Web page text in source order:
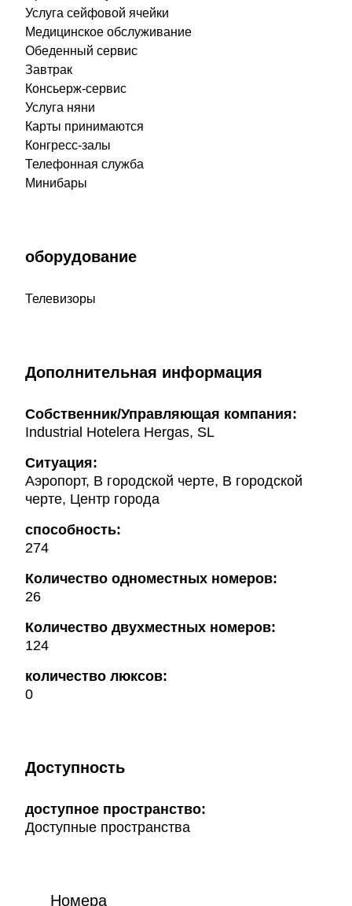
Услуга сейфовой ячейки
Медицинское обслуживание
Обеденный сервис
Завтрак
Консьерж-сервис
Услуга няни
Карты принимаются
Конгресс-залы
Телефонная служба
Минибары
оборудование
Телевизоры
Дополнительная информация
Собственник/Управляющая компания:
Industrial Hotelera Hergas, SL
Ситуация:
Аэропорт, В городской черте, В городской
черте, Центр города
способность:
274
Количество одноместных номеров:
26
Количество двухместных номеров:
124
количество люксов:
0
Доступность
доступное пространство:
Доступные пространства
Номера